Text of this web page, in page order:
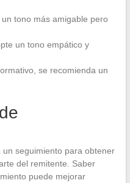
tono más amigable pero
un tono empático y
se recomienda un
seguimiento para obtener
del remitente. Saber
puede mejorar